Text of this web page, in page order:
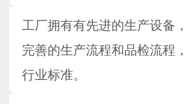
工厂拥有有先进的生产设备
完善的生产流程和品检流程
行业标准。